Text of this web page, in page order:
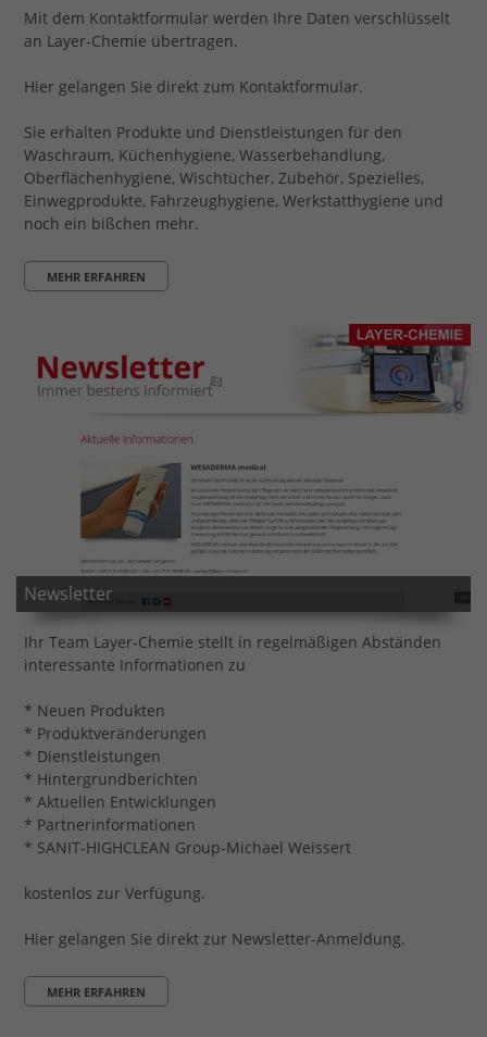
Mit dem Kontaktformular werden Ihre Daten verschlüsselt
an Layer-Chemie übertragen.
Hier gelangen Sie direkt zum Kontaktformular.
Sie erhalten Produkte und Dienstleistungen für den
Waschraum, Küchenhygiene, Wasserbehandlung,
Oberflächenhygiene, Wischtücher, Zubehör, Spezielles,
Einwegprodukte, Fahrzeughygiene, Werkstatthygiene und
noch ein bißchen mehr.
MEHR ERFAHREN
Newsletter
Ihr Team Layer-Chemie stellt in regelmäßigen Abständen
interessante Informationen zu
* Neuen Produkten
* Produktveränderungen
* Dienstleistungen
* Hintergrundberichten
* Aktuellen Entwicklungen
* Partnerinformationen
* SANIT-HIGHCLEAN Group-Michael Weissert
kostenlos zur Verfügung.
Hier gelangen Sie direkt zur Newsletter-Anmeldung.
MEHR ERFAHREN